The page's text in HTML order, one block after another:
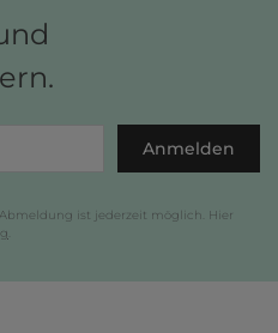
Anmelden
ist jederzeit möglich. Hier